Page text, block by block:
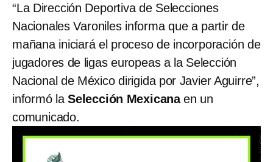
“La Dirección Deportiva de Selecciones
Nacionales Varoniles informa que a partir de
mañana iniciará el proceso de incorporación de
jugadores de ligas europeas a la Selección
Nacional de México dirigida por Javier Aguirre”,
informó laSelección Mexicanaen un
comunicado.